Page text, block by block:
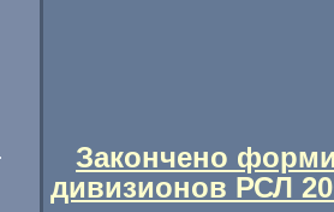
Закончено
дивизионов РСЛ